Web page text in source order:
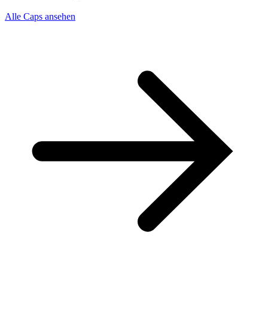
Alle Caps ansehen